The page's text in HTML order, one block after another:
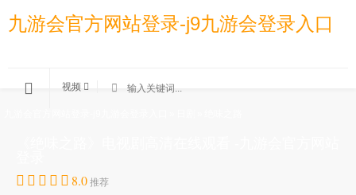
九游会官方网站登录-j9九游会登录入口
视频
8.0 推荐